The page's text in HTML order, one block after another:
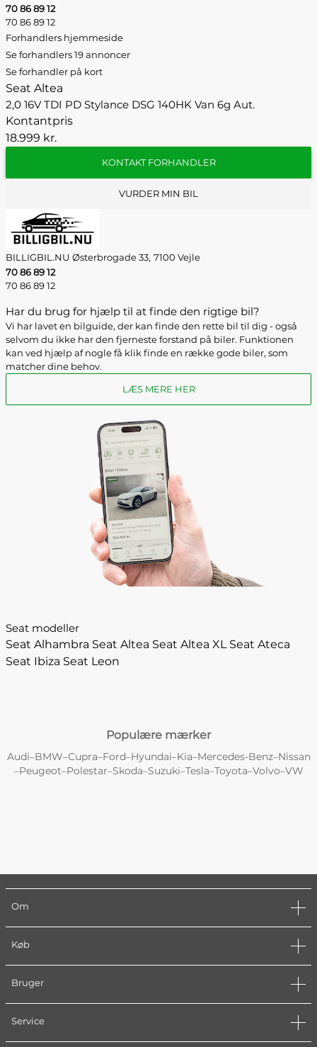
70 86 89 12
70 86 89 12
Forhandlers hjemmeside
Se forhandlers 19 annoncer
Se forhandler på kort
Seat Altea
2,0 16V TDI PD Stylance DSG 140HK Van 6g Aut.
Kontantpris
18.999 kr.
KONTAKT FORHANDLER
VURDER MIN BIL
BILLIGBIL.NU Østerbrogade 33, 7100 Vejle
70 86 89 12
70 86 89 12
Har du brug for hjælp til at finde den rigtige bil?
Vi har lavet en bilguide, der kan finde den rette bil til dig - også
selvom du ikke har den fjerneste forstand på biler. Funktionen
kan ved hjælp af nogle få klik finde en række gode biler, som
matcher dine behov.
LÆS MERE HER
Seat modeller
Seat Alhambra Seat Altea Seat Altea XL Seat Ateca
Seat Ibiza Seat Leon
Populære mærker
Audi–BMW–Cupra–Ford–Hyundai–Kia–Mercedes-Benz–Nissan
–Peugeot–Polestar–Skoda–Suzuki–Tesla–Toyota–Volvo–VW
Om
Køb
Bruger
Service